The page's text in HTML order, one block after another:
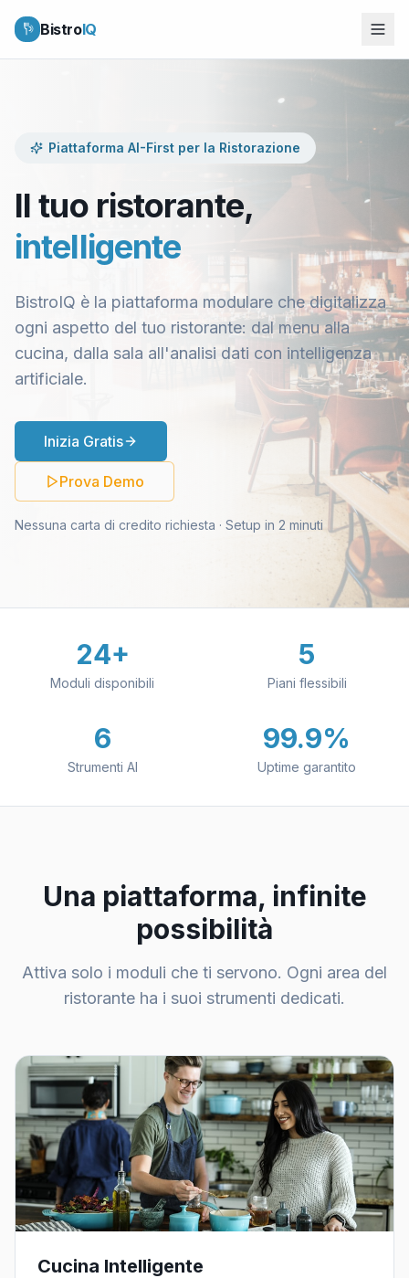
BistroIQ
Piattaforma AI-First per la Ristorazione
Il tuo ristorante,
intelligente
BistroIQ è la piattaforma modulare che digitalizza
ogni aspetto del tuo ristorante: dal menu alla
cucina, dalla sala all'analisi dati con intelligenza
artificiale.
Inizia Gratis
Prova Demo
Nessuna carta di credito richiesta · Setup in 2 minuti
24+
Moduli disponibili
5
Piani flessibili
6
Strumenti AI
99.9%
Uptime garantito
Una piattaforma, infinite
possibilità
Attiva solo i moduli che ti servono. Ogni area del
ristorante ha i suoi strumenti dedicati.
Cucina Intelligente